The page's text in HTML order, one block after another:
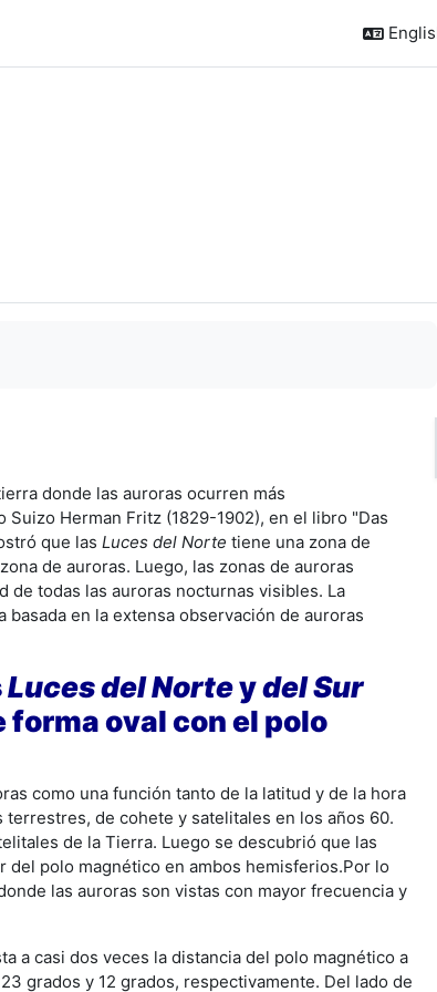
donde las auroras ocurren más
Herman Fritz (1829-1902), en el libro "Das
que las Luces del Norte tiene una zona de
de auroras. Luego, las zonas de auroras
todas las auroras nocturnas visibles. La
en la extensa observación de auroras
Luces del Norteydel Sur
oval con el polo
como una función tanto de la latitud y de la hora
de cohete y satelitales en los años 60.
de la Tierra. Luego se descubrió que las
polo magnético en ambos hemisferios.Por lo
las auroras son vistas con mayor frecuencia y
a casi dos veces la distancia del polo magnético a
grados y 12 grados, respectivamente. Del lado de